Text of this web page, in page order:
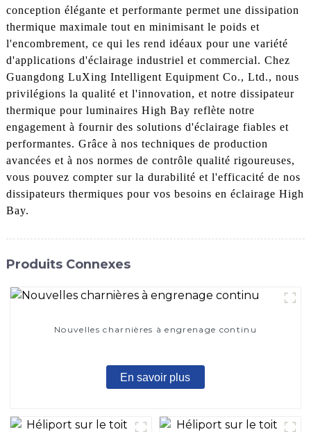
conception élégante et performante permet une dissipation
thermique maximale tout en minimisant le poids et
l'encombrement, ce qui les rend idéaux pour une variété
d'applications d'éclairage industriel et commercial. Chez
Guangdong LuXing Intelligent Equipment Co., Ltd., nous
privilégions la qualité et l'innovation, et notre dissipateur
thermique pour luminaires High Bay reflète notre
engagement à fournir des solutions d'éclairage fiables et
performantes. Grâce à nos techniques de production
avancées et à nos normes de contrôle qualité rigoureuses,
vous pouvez compter sur la durabilité et l'efficacité de nos
dissipateurs thermiques pour vos besoins en éclairage High
Bay.
Produits Connexes
Nouvelles charnières à engrenage continu
En savoir plus